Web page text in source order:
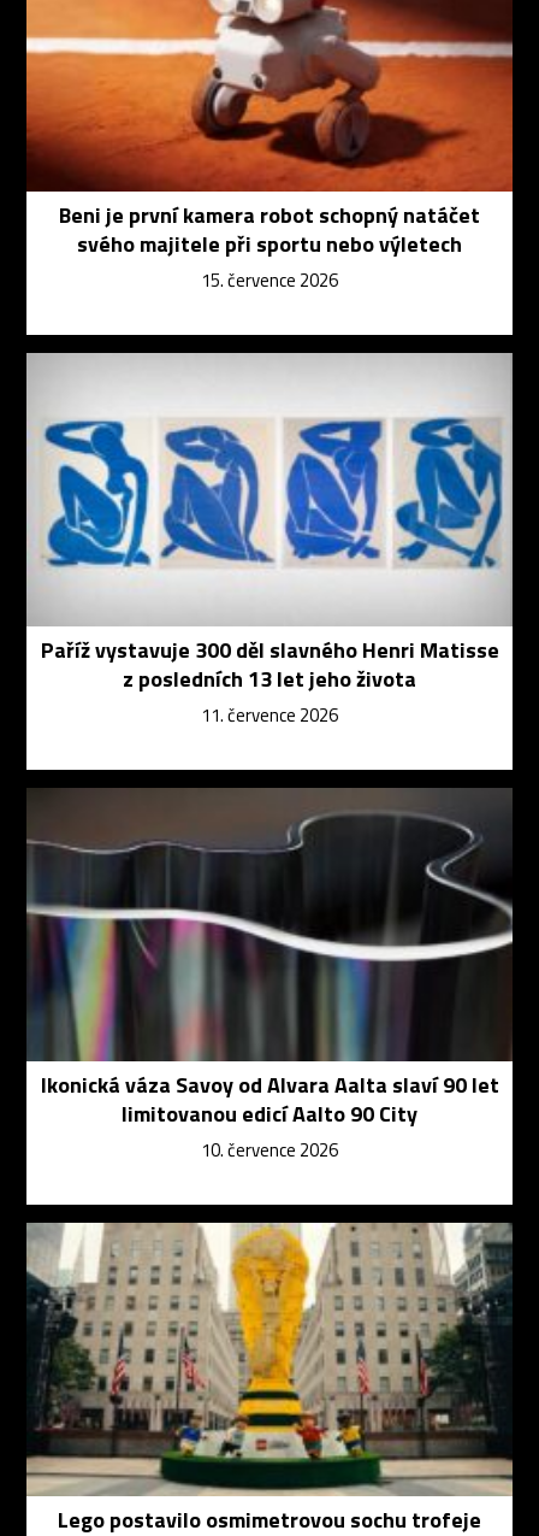
Beni je první kamera robot schopný natáčet
svého majitele při sportu nebo výletech
15. července 2026
Paříž vystavuje 300 děl slavného Henri Matisse
z posledních 13 let jeho života
11. července 2026
Ikonická váza Savoy od Alvara Aalta slaví 90 let
limitovanou edicí Aalto 90 City
10. července 2026
Lego postavilo osmimetrovou sochu trofeje